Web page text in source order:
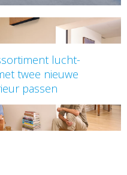
lucht-
twee nieuwe
passen